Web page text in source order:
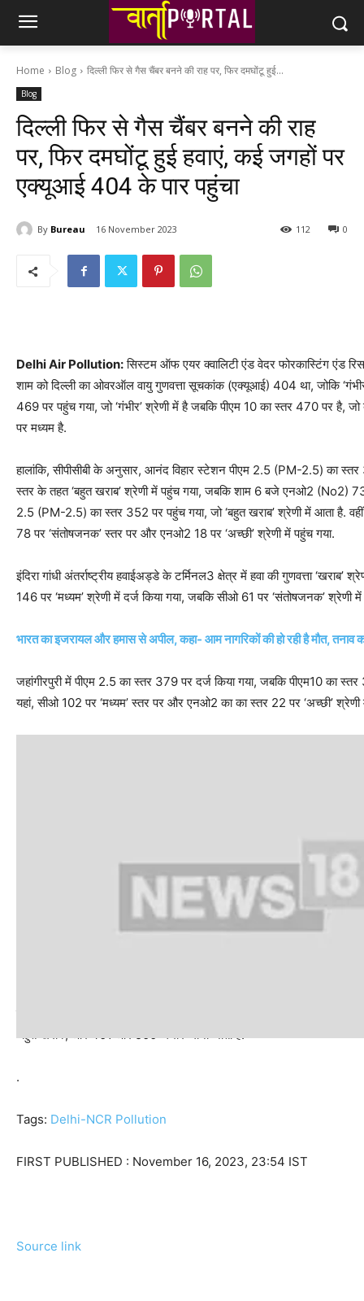
Home Blog दिल्ली फिर से गैस चैंबर बनने की राह पर, फिर दमघोंटू हुई...
Blog
दिल्ली फिर से गैस चैंबर बनने की राह
पर, फिर दमघोंटू हुई हवाएं, कई जगहों पर
एक्यूआई 404 के पार पहुंचा
By Bureau 16 November 2023 0
112
Delhi Air Pollution:सिस्टम ऑफ एयर क्वालिटी एंड वेदर फोरकास्टिंग एंड
शाम को दिल्ली का ओवरऑल वायु गुणवत्ता सूचकांक (एक्यूआई) 404 था, जोकि
469 पर पहुंच गया, जो ‘गंभीर’ श्रेणी में है जबकि पीएम 10 का स्‍तर 470 पर है,
पर मध्यम है.
हालांकि, सीपीसीबी के अनुसार, आनंद विहार स्टेशन पीएम 2.5 (PM-2.5) का
स्तर के तहत ‘बहुत खराब’ श्रेणी में पहुंच गया, जबकि शाम 6 बजे एनओ2 (No2) 73
2.5 (PM-2.5) का स्तर 352 पर पहुंच गया, जो ‘बहुत खराब’ श्रेणी में आता है.
78 पर ‘संतोषजनक’ स्तर पर और एनओ2 18 पर ‘अच्छी’ श्रेणी में पहुंच गया.
इंदिरा गांधी अंतर्राष्ट्रीय हवाईअड्डे के टर्मिनल3 क्षेत्र में हवा की गुणवत्ता
146 पर ‘मध्यम’ श्रेणी में दर्ज किया गया, जबकि सीओ 61 पर ‘संतोषजनक’ श्रेणी में
भारत का इजरायल और हमास से अपील, कहा- आम नागरिकों की हो रही है मौत, तनाव
जहांगीरपुरी में पीएम 2.5 का स्‍तर 379 पर दर्ज किया गया, जबकि पीएम10 का
यहां, सीओ 102 पर ‘मध्यम’ स्तर पर और एनओ2 का का स्‍तर 22 पर ‘अच्छी’ श्रेणी
‘बहुत खराब’, और 401 और 500 ‘गंभीर’ माना जाता है.
.
Tags: Delhi-NCR Pollution
FIRST PUBLISHED : November 16, 2023, 23:54 IST
Source link